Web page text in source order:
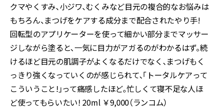
クマやくすみ、小ジワ、むくみなど目元の複合的なお悩みは
もちろん、まつげをケアする成分まで配合されたやり手!
回転型のアプリケーターを使って細かい部分までマッサー
ジしながら塗ると、一気に目力がアガるのがわかるはず。続
けるほど目元の肌調子がよくなるだけでなく、まつげもく
っきり強くなっていくのが感じられて、「トータルケアって
こういうこと!」って痛感したほど。忙しくて寝不足な人ほ
ど使ってもらいたい! 20ml ￥9,000（ランコム）